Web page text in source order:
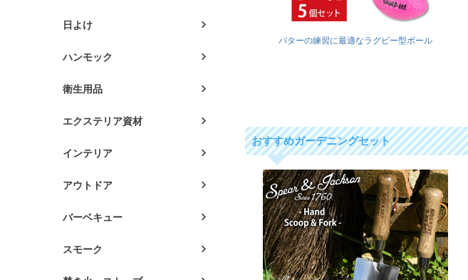
日よけ
ハンモック
衛生用品
エクステリア資材
インテリア
アウトドア
バーベキュー
スモーク
パターの練習に最適なラグビー型ボール
おすすめガーデニングセット